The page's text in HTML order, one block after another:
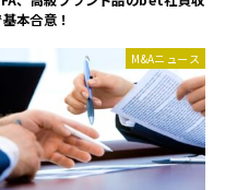
本合意！
M&Aニュース